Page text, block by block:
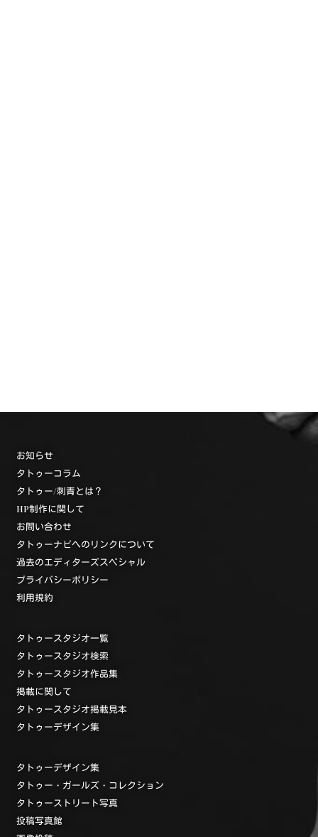
お知らせ
タトゥーコラム
タトゥー/刺青とは？
HP制作に関して
お問い合わせ
タトゥーナビへのリンクについて
過去のエディターズスペシャル
プライバシーポリシー
利用規約
タトゥースタジオ一覧
タトゥースタジオ検索
タトゥースタジオ作品集
掲載に関して
タトゥースタジオ掲載見本
タトゥーデザイン集
タトゥーデザイン集
タトゥー・ガールズ・コレクション
タトゥーストリート写真
投稿写真館